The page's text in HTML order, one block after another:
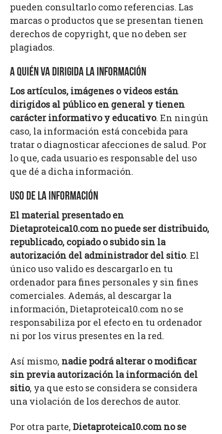
pueden consultarlo como referencias. Las
marcas o productos que se presentan tienen
derechos de copyright, que no deben ser
plagiados.
A QUIÉN VA DIRIGIDA LA INFORMACIÓN
Los artículos, imágenes o videos están
dirigidos al público en general y tienen
carácter informativo y educativo. En ningún
caso, la información está concebida para
tratar o diagnosticar afecciones de salud. Por
lo que, cada usuario es responsable del uso
que dé a dicha información.
USO DE LA INFORMACIÓN
El material presentado en
Dietaproteica10.com no puede ser distribuido,
republicado, copiado o subido sin la
autorización del administrador del sitio. El
único uso valido es descargarlo en tu
ordenador para fines personales y sin fines
comerciales. Además, al descargar la
información, Dietaproteica10.com no se
responsabiliza por el efecto en tu ordenador
ni por los virus presentes en la red.
Así mismo, nadie podrá alterar o modificar
sin previa autorización la información del
sitio, ya que esto se considera se considera
una violación de los derechos de autor.
Por otra parte, Dietaproteica10.com no se